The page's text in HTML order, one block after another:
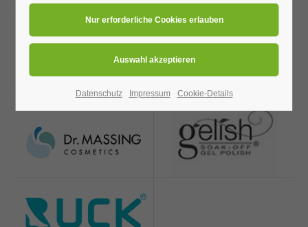
24h/ 365days
We offer support for our customers
Get in touch
San Francisco, CA 94102
Datenschutz Impressum Cookie-Details